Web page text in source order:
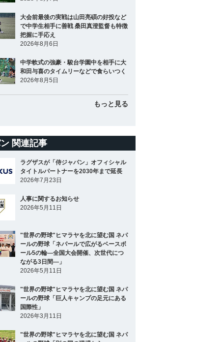
大会前最後の実戦は山田亮碩の好投など
で中学生相手に善戦 桑田真澄監督も特徴
把握に手応え
2026年8月6日
中学軟式の強豪・駿台学園中を相手に大
和田与喜のタイムリーなどで食らいつく
2026年8月5日
もっと見る
関連記事
ラグザスが「侍ジャパン」オフィシャル
タイトルパートナーを2030年まで延長
2026年7月23日
人事に関するお知らせ
2026年5月11日
"世界の野球"ヒマラヤを北に望む国 ネパ
ールの野球「ネパールで広がるベースボ
ール5の輪―全国大会開催、次世代につ
ながる3日間―」
2026年5月11日
"世界の野球"ヒマラヤを北に望む国 ネパ
ールの野球「巨人キャンプの足元にある
国際性」
2026年3月11日
"世界の野球"ヒマラヤを北に望む国 ネパ